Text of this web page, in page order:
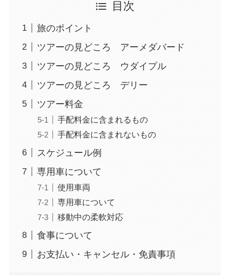
目次
旅のポイント
ツアーの見どころ アーメダバード
ツアーの見どころ ウダイプル
ツアーの見どころ デリー
ツアー料金
手配料金に含まれるもの
手配料金に含まれないもの
スケジュール例
専用車について
使用車両
専用車について
移動中の柔軟対応
食事について
お支払い・キャンセル・免責事項